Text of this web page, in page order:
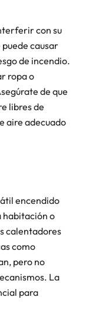
con su
causar
de incendio.
ropa o
de que
libres de
aire adecuado
encendido
habitación o
calentadores
como
pero no
La
para